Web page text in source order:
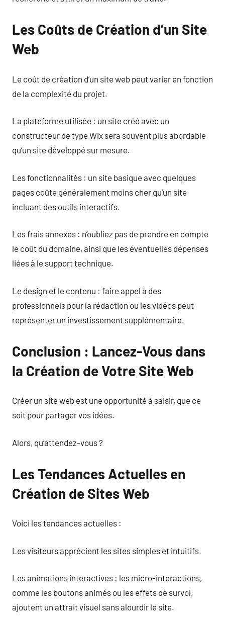
Les Coûts de Création d’un Site
Web
Le coût de création d’un site web peut varier en fonction
de la complexité du projet.
La plateforme utilisée : un site créé avec un
constructeur de type Wix sera souvent plus abordable
qu’un site développé sur mesure.
Les fonctionnalités : un site basique avec quelques
pages coûte généralement moins cher qu’un site
incluant des outils interactifs.
Les frais annexes : n’oubliez pas de prendre en compte
le coût du domaine, ainsi que les éventuelles dépenses
liées à le support technique.
Le design et le contenu : faire appel à des
professionnels pour la rédaction ou les vidéos peut
représenter un investissement supplémentaire.
Conclusion : Lancez-Vous dans
la Création de Votre Site Web
Créer un site web est une opportunité à saisir, que ce
soit pour partager vos idées.
Alors, qu’attendez-vous ?
Les Tendances Actuelles en
Création de Sites Web
Voici les tendances actuelles :
Les visiteurs apprécient les sites simples et intuitifs.
Les animations interactives : les micro-interactions,
comme les boutons animés ou les effets de survol,
ajoutent un attrait visuel sans alourdir le site.